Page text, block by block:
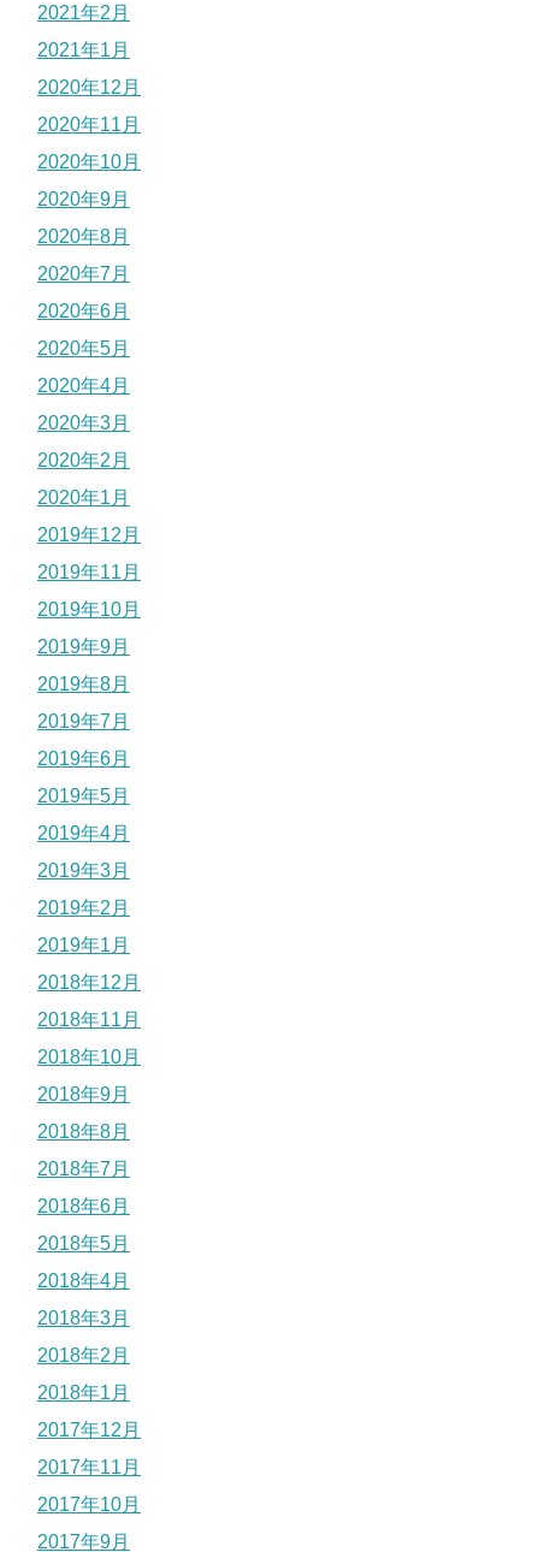
2021年2月
2021年1月
2020年12月
2020年11月
2020年10月
2020年9月
2020年8月
2020年7月
2020年6月
2020年5月
2020年4月
2020年3月
2020年2月
2020年1月
2019年12月
2019年11月
2019年10月
2019年9月
2019年8月
2019年7月
2019年6月
2019年5月
2019年4月
2019年3月
2019年2月
2019年1月
2018年12月
2018年11月
2018年10月
2018年9月
2018年8月
2018年7月
2018年6月
2018年5月
2018年4月
2018年3月
2018年2月
2018年1月
2017年12月
2017年11月
2017年10月
2017年9月